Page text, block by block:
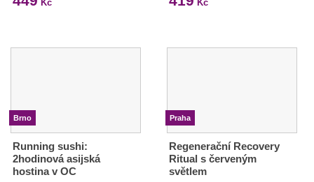
Kč Kč
Brno
Running sushi:
2hodinová asijská
hostina v OC
Praha
Regenerační Recovery
Ritual s červeným
světlem